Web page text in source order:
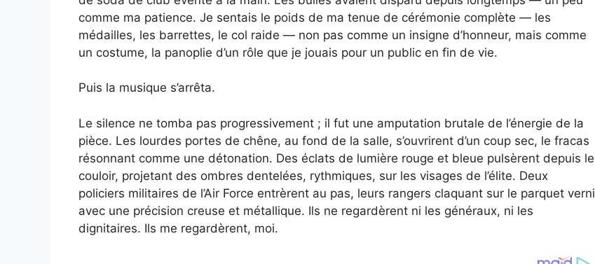
comme ma patience. Je sentais le poids de ma tenue de cérémonie complète — les
médailles, les barrettes, le col raide — non pas comme un insigne d’honneur, mais comme
un costume, la panoplie d’un rôle que je jouais pour un public en fin de vie.
Puis la musique s’arrêta.
Le silence ne tomba pas progressivement ; il fut une amputation brutale de l’énergie de la
pièce. Les lourdes portes de chêne, au fond de la salle, s’ouvrirent d’un coup sec, le fracas
résonnant comme une détonation. Des éclats de lumière rouge et bleue pulsèrent depuis le
couloir, projetant des ombres dentelées, rythmiques, sur les visages de l’élite. Deux
policiers militaires de l’Air Force entrèrent au pas, leurs rangers claquant sur le parquet verni
avec une précision creuse et métallique. Ils ne regardèrent ni les généraux, ni les
dignitaires. Ils me regardèrent, moi.